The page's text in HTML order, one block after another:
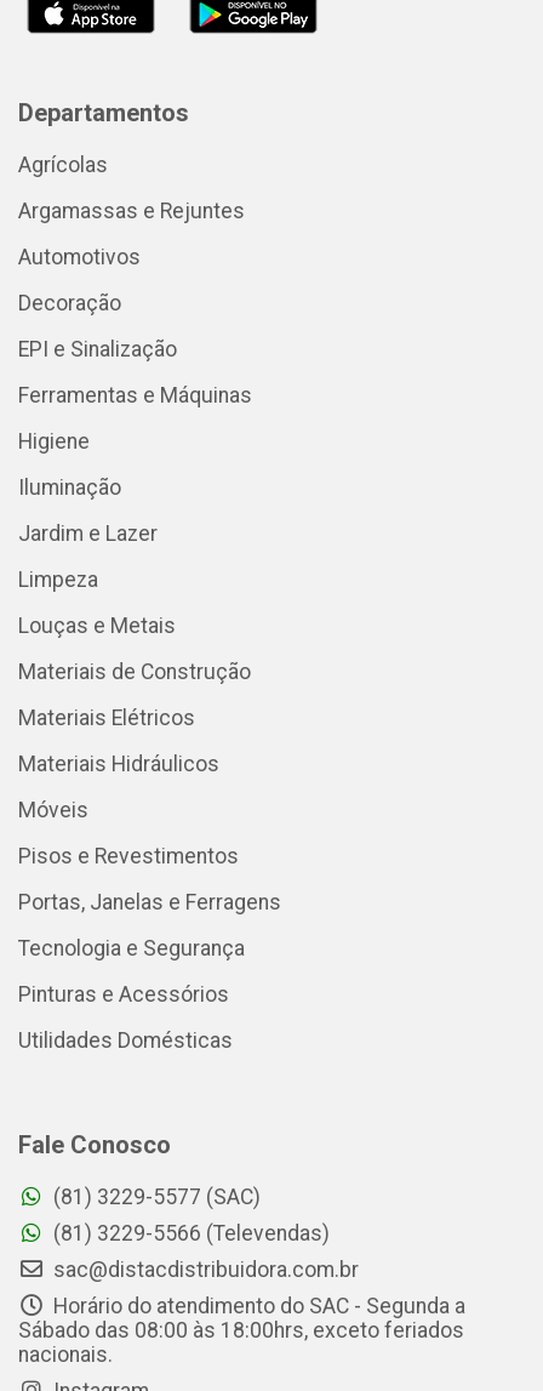
Departamentos
Agrícolas
Argamassas e Rejuntes
Automotivos
Decoração
EPI e Sinalização
Ferramentas e Máquinas
Higiene
Iluminação
Jardim e Lazer
Limpeza
Louças e Metais
Materiais de Construção
Materiais Elétricos
Materiais Hidráulicos
Móveis
Pisos e Revestimentos
Portas, Janelas e Ferragens
Tecnologia e Segurança
Pinturas e Acessórios
Utilidades Domésticas
Fale Conosco
(81) 3229-5577 (SAC)
(81) 3229-5566 (Televendas)
sac@distacdistribuidora.com.br
Horário do atendimento do SAC - Segunda a
Sábado das 08:00 às 18:00hrs, exceto feriados
nacionais.